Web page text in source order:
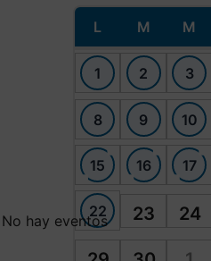
L M M
1 2 3
8 9 10
15 16 17
22 23 24
No hay eventos